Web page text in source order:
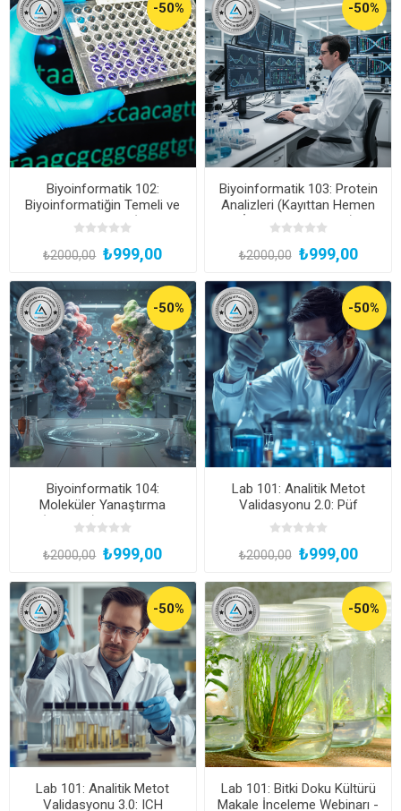
-50%
Biyoinformatik 102:
Biyoinformatiğin Temeli ve
Kariyer Olanakları (Katılım
Belgeli, Kayıttan Hemen
İzle!)
₺2000,00 ₺999,00
-50%
Biyoinformatik 103: Protein
Analizleri (Kayıttan Hemen
İzle, Katılım Belgeli)
₺2000,00 ₺999,00
-50%
Biyoinformatik 104:
Moleküler Yanaştırma
(Docking) Yöntemleri
(Katılım Belgeli, Kayıttan
Hemen İzle)
₺2000,00 ₺999,00
-50%
Lab 101: Analitik Metot
Validasyonu 2.0: Püf
Noktalar ve Uygulama
Stratejileri (Katılım Belgeli,
Kayıttan Hemen İzle)
₺2000,00 ₺999,00
-50%
Lab 101: Analitik Metot
Validasyonu 3.0: ICH
-50%
Lab 101: Bitki Doku Kültürü
Makale İnceleme Webinarı -